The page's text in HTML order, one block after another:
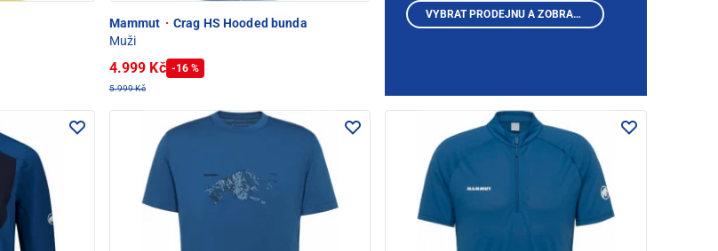
Mammut · Crag HS Hooded bunda
Muži
4.999 Kč -16 %
5.999 Kč
VYBRAT PRODEJNU A ZOBRAZIT PRODUKTY